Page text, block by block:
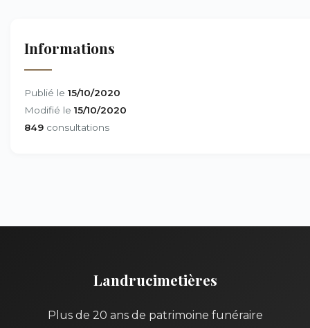
Informations
Publié le 15/10/2020
Modifié le 15/10/2020
849 consultations
Landrucimetières
Plus de 20 ans de patrimoine funéraire